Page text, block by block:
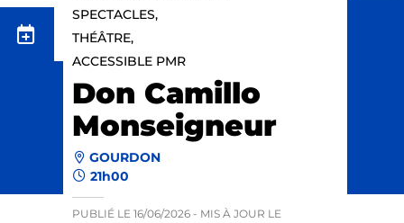
SPECTACLES,
THÉÂTRE,
ACCESSIBLE PMR
Don Camillo
Monseigneur
GOURDON
21h00
PUBLIÉ LE 16/06/2026 - MIS À JOUR LE